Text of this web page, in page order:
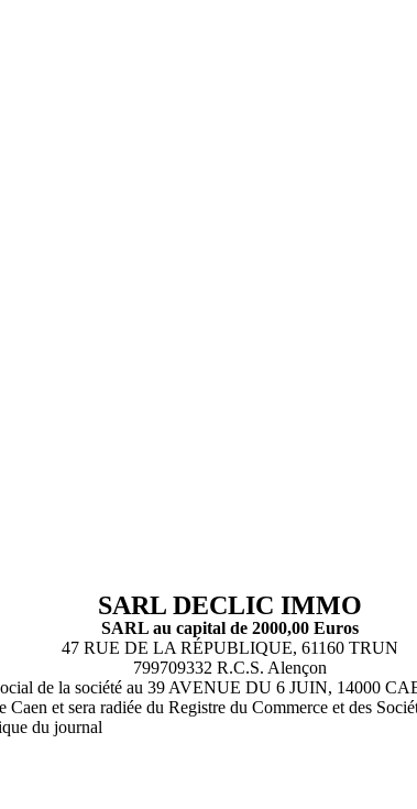
SARL DECLIC IMMO
SARL au capital de 2000,00 Euros
47 RUE DE LA RÉPUBLIQUE, 61160 TRUN
799709332 R.C.S. Alençon
de la société au 39 AVENUE DU 6 JUIN, 14000
et sera radiée du Registre du Commerce et des
du journal